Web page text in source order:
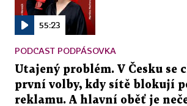
55:23
PODCAST PODPÁSOVKA
Utajený problém. V Česku se
první volby, kdy sítě blokují
reklamu. A hlavní oběť je